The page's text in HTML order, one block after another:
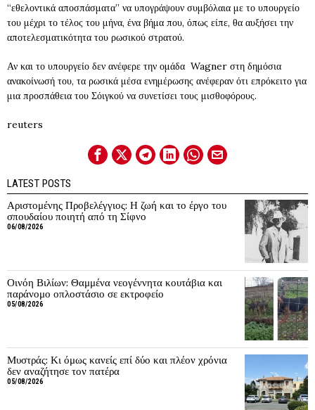
“εθελοντικά αποσπάσματα” να υπογράψουν συμβόλαια με το υπουργείο
του μέχρι το τέλος του μήνα, ένα βήμα που, όπως είπε, θα αυξήσει την
αποτελεσματικότητα του ρωσικού στρατού.
Αν και το υπουργείο δεν ανέφερε την ομάδα Wagner στη δημόσια
ανακοίνωσή του, τα ρωσικά μέσα ενημέρωσης ανέφεραν ότι επρόκειτο για
μια προσπάθεια του Σόιγκού να συνετίσει τους μισθοφόρους.
reuters
LATEST POSTS
Αριστομένης Προβελέγγιος: Η ζωή και το έργο του
σπουδαίου ποιητή από τη Σίφνο
06/08/2026
Οινόη Βιλίων: Θαμμένα νεογέννητα κουτάβια και
παράνομο οπλοστάσιο σε εκτροφείο
05/08/2026
Μυστράς: Κι όμως κανείς επί δύο και πλέον χρόνια
δεν αναζήτησε τον πατέρα
05/08/2026